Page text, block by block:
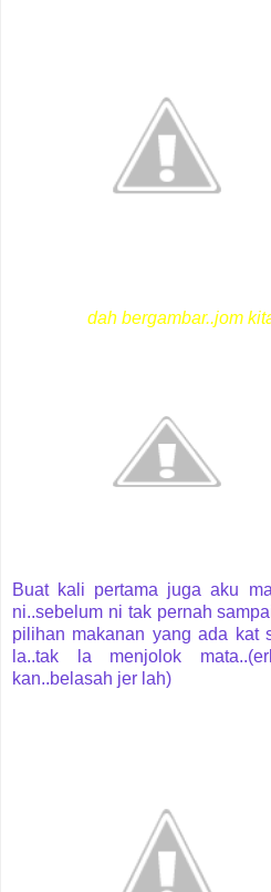
dah bergambar..jom
Buat kali pertama juga aku
ni..sebelum ni tak pernah
pilihan makanan yang ada kat
la..tak la menjolok
kan..belasah jer lah)